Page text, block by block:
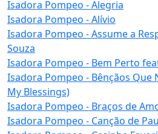
Isadora Pompeo - Alegria
Isadora Pompeo - Alívio
Isadora Pompeo - Assume a
Souza
Isadora Pompeo - Bem Perto
Isadora Pompeo - Bênçãos Que
My Blessings)
Isadora Pompeo - Braços de
Isadora Pompeo - Canção de